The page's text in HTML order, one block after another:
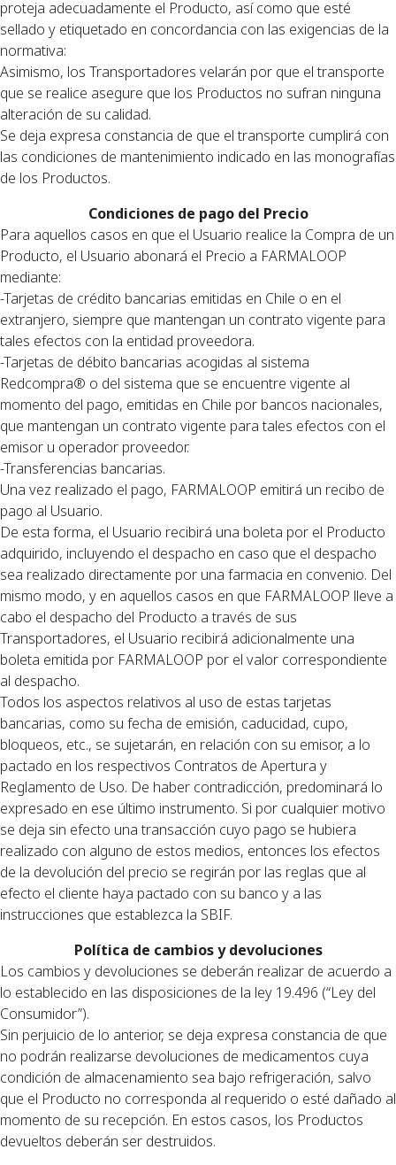
proteja adecuadamente el Producto, así como que esté
sellado y etiquetado en concordancia con las exigencias de la
normativa:
Asimismo, los Transportadores velarán por que el transporte
que se realice asegure que los Productos no sufran ninguna
alteración de su calidad.
Se deja expresa constancia de que el transporte cumplirá con
las condiciones de mantenimiento indicado en las monografías
de los Productos.
Condiciones de pago del Precio
Para aquellos casos en que el Usuario realice la Compra de un
Producto, el Usuario abonará el Precio a FARMALOOP
mediante:
-Tarjetas de crédito bancarias emitidas en Chile o en el
extranjero, siempre que mantengan un contrato vigente para
tales efectos con la entidad proveedora.
-Tarjetas de débito bancarias acogidas al sistema
Redcompra® o del sistema que se encuentre vigente al
momento del pago, emitidas en Chile por bancos nacionales,
que mantengan un contrato vigente para tales efectos con el
emisor u operador proveedor.
-Transferencias bancarias.
Una vez realizado el pago, FARMALOOP emitirá un recibo de
pago al Usuario.
De esta forma, el Usuario recibirá una boleta por el Producto
adquirido, incluyendo el despacho en caso que el despacho
sea realizado directamente por una farmacia en convenio. Del
mismo modo, y en aquellos casos en que FARMALOOP lleve a
cabo el despacho del Producto a través de sus
Transportadores, el Usuario recibirá adicionalmente una
boleta emitida por FARMALOOP por el valor correspondiente
al despacho.
Todos los aspectos relativos al uso de estas tarjetas
bancarias, como su fecha de emisión, caducidad, cupo,
bloqueos, etc., se sujetarán, en relación con su emisor, a lo
pactado en los respectivos Contratos de Apertura y
Reglamento de Uso. De haber contradicción, predominará lo
expresado en ese último instrumento. Si por cualquier motivo
se deja sin efecto una transacción cuyo pago se hubiera
realizado con alguno de estos medios, entonces los efectos
de la devolución del precio se regirán por las reglas que al
efecto el cliente haya pactado con su banco y a las
instrucciones que establezca la SBIF.
Política de cambios y devoluciones
Los cambios y devoluciones se deberán realizar de acuerdo a
lo establecido en las disposiciones de la ley 19.496 (“Ley del
Consumidor”).
Sin perjuicio de lo anterior, se deja expresa constancia de que
no podrán realizarse devoluciones de medicamentos cuya
condición de almacenamiento sea bajo refrigeración, salvo
que el Producto no corresponda al requerido o esté dañado al
momento de su recepción. En estos casos, los Productos
devueltos deberán ser destruidos.